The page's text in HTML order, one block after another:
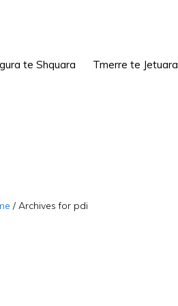
te Shquara Tmerre te Jetuara
/ Archives for pdi